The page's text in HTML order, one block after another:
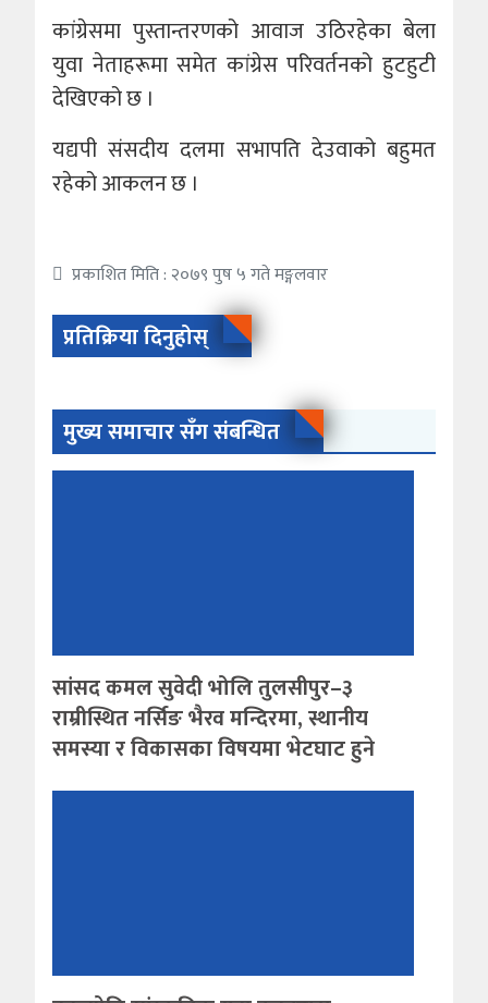
कांग्रेसमा पुस्तान्तरणको आवाज उठिरहेका बेला
युवा नेताहरूमा समेत कांग्रेस परिवर्तनको हुटहुटी
देखिएको छ ।
यद्यपी संसदीय दलमा सभापति देउवाको बहुमत
रहेको आकलन छ ।
प्रकाशित मिति : २०७९ पुष ५ गते मङ्गलवार
प्रतिक्रिया दिनुहोस्
मुख्य समाचार सँग संबन्धित
सांसद कमल सुवेदी भोलि तुलसीपुर–३
राम्रीस्थित नर्सिङ भैरव मन्दिरमा, स्थानीय
समस्या र विकासका विषयमा भेटघाट हुने